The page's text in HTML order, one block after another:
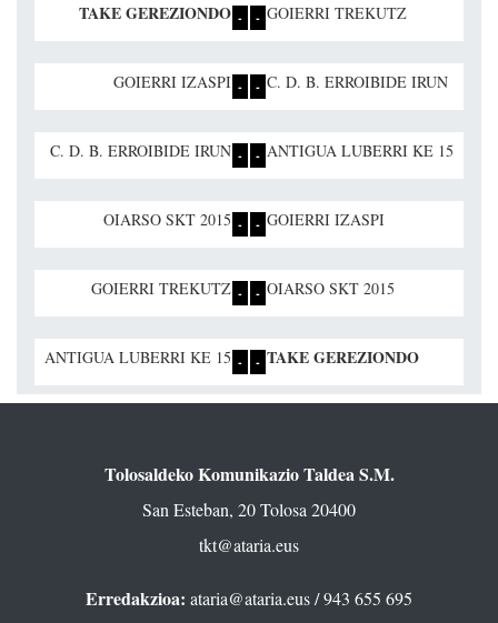
TAKE GEREZIONDO - - GOIERRI TREKUTZ
GOIERRI IZASPI - - C. D. B. ERROIBIDE IRUN
C. D. B. ERROIBIDE IRUN - - ANTIGUA LUBERRI KE 15
OIARSO SKT 2015 - - GOIERRI IZASPI
GOIERRI TREKUTZ - - OIARSO SKT 2015
ANTIGUA LUBERRI KE 15 - - TAKE GEREZIONDO
Tolosaldeko Komunikazio Taldea S.M.
San Esteban, 20 Tolosa 20400
tkt@ataria.eus
Erredakzioa: ataria@ataria.eus/ 943 655 695